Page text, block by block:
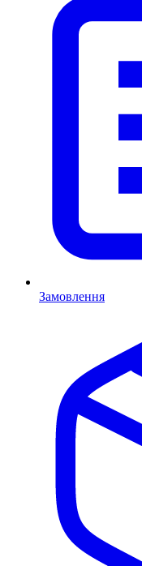
Замовлення